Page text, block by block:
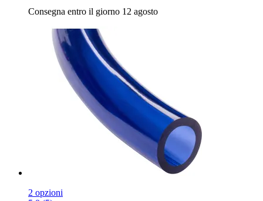
Consegna entro il giorno 12 agosto
2 opzioni